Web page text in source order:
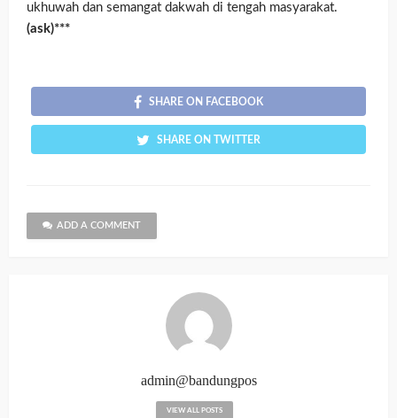
ukhuwah dan semangat dakwah di tengah masyarakat.
(ask)***
SHARE ON FACEBOOK
SHARE ON TWITTER
ADD A COMMENT
admin@bandungpos
VIEW ALL POSTS